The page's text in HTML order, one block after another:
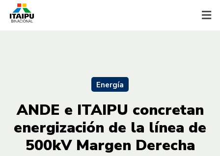
Energía
ANDE e ITAIPU concretan
energización de la línea de
500kV Margen Derecha